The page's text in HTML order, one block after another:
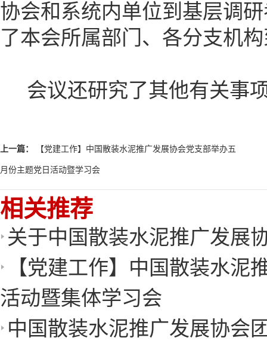
协会和系统内单位到基层调
了本会所属部门、各分支机
会议还研究了其他有关事
上一篇： 【党建工作】中国散装水泥推广发展协会党支部举办五
月份主题党日活动暨学习会
相关推荐
关于中国散装水泥推广发展
【党建工作】中国散装水泥
活动暨集体学习会
中国散装水泥推广发展协会